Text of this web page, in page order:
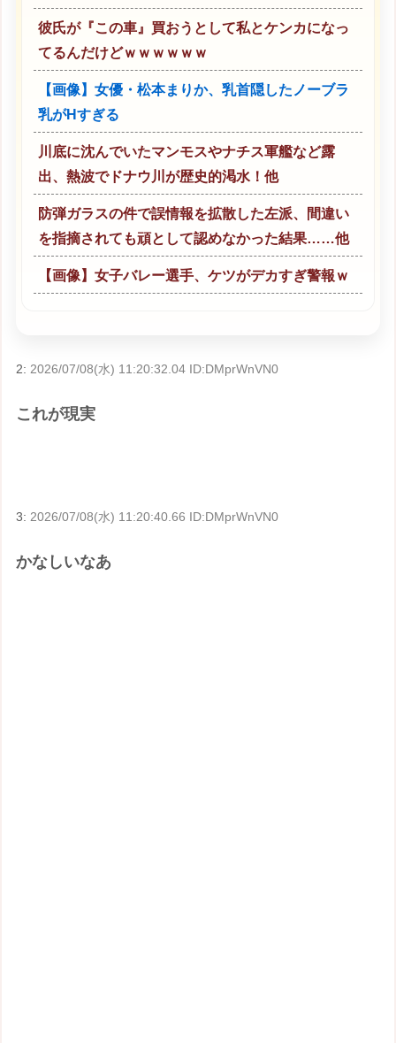
彼氏が『この車』買おうとして私とケンカになっ
てるんだけどｗｗｗｗｗｗ
【画像】女優・松本まりか、乳首隠したノーブラ
乳がHすぎる
川底に沈んでいたマンモスやナチス軍艦など露
出、熱波でドナウ川が歴史的渇水！他
防弾ガラスの件で誤情報を拡散した左派、間違い
を指摘されても頑として認めなかった結果……他
【画像】女子バレー選手、ケツがデカすぎ警報ｗ
2: 2026/07/08(水) 11:20:32.04 ID:DMprWnVN0
これが現実
3: 2026/07/08(水) 11:20:40.66 ID:DMprWnVN0
かなしいなあ